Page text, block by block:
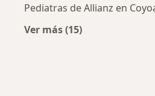
Pediatras de Allianz en
Ver más (15)